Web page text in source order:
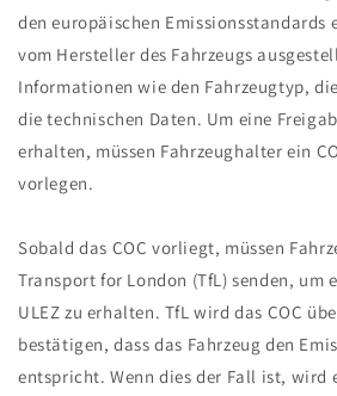
den europäischen Emissionsstandards
vom Hersteller des Fahrzeugs
Informationen wie den Fahrzeugtyp,
die technischen Daten. Um eine
erhalten, müssen Fahrzeughalter ein
vorlegen.
Sobald das COC vorliegt, müssen
Transport for London (TfL) senden, um
ULEZ zu erhalten. TfL wird das COC
bestätigen, dass das Fahrzeug den
entspricht. Wenn dies der Fall ist, wird